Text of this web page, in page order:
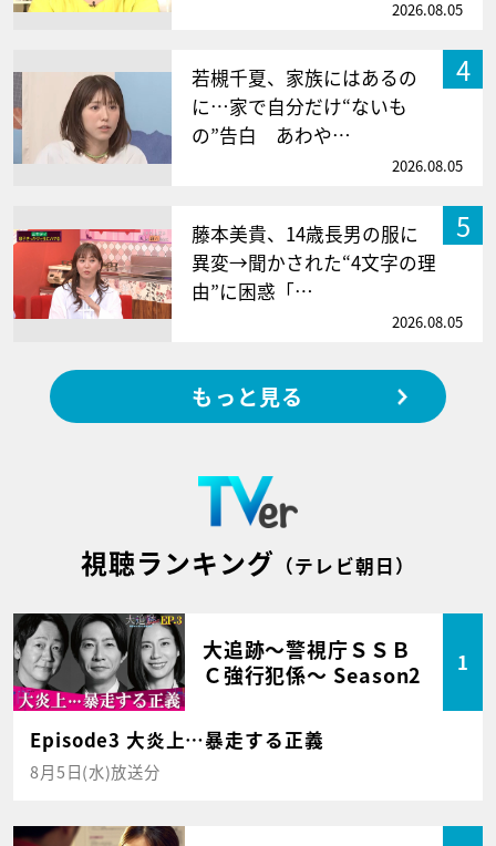
2026.08.05
4
若槻千夏、家族にはあるの
に…家で自分だけ“ないも
の”告白 あわや…
2026.08.05
5
藤本美貴、14歳長男の服に
異変→聞かされた“4文字の理
由”に困惑「…
2026.08.05
もっと見る
視聴ランキング （テレビ朝日）
大追跡～警視庁ＳＳＢ
Ｃ強行犯係～ Season2
1
Episode3 大炎上…暴走する正義
8月5日(水)放送分